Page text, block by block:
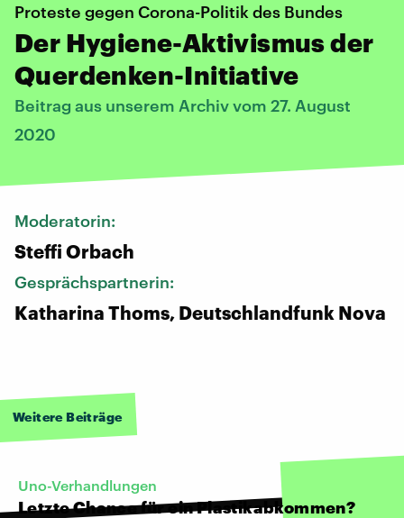
Proteste gegen Corona-Politik des Bundes
Der Hygiene-Aktivismus der
Querdenken-Initiative
Beitrag aus unserem Archiv vom 27. August
2020
Moderatorin:
Steffi Orbach
Gesprächspartnerin:
Katharina Thoms, Deutschlandfunk Nova
Weitere Beiträge
Uno-Verhandlungen
Letzte Chance für ein Plastikabkommen?